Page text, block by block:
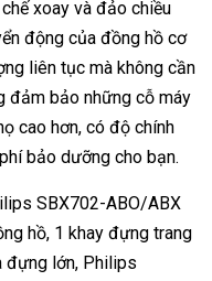
xoay và đảo chiều
động của đồng hồ cơ
liên tục mà không cần
đảm bảo những cỗ máy
cao hơn, có độ chính
bảo dưỡng cho bạn.
SBX702-ABO/ABX
hồ, 1 khay đựng trang
đựng lớn, Philips